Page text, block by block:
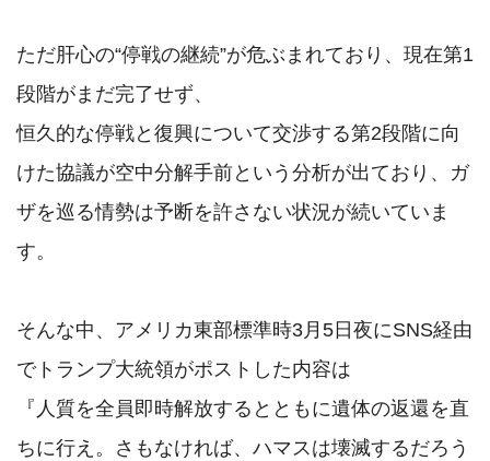
ただ肝心の“停戦の継続”が危ぶまれており、現在第1
段階がまだ完了せず、
恒久的な停戦と復興について交渉する第2段階に向
けた協議が空中分解手前という分析が出ており、ガ
ザを巡る情勢は予断を許さない状況が続いていま
す。
そんな中、アメリカ東部標準時3月5日夜にSNS経由
でトランプ大統領がポストした内容は
『人質を全員即時解放するとともに遺体の返還を直
ちに行え。さもなければ、ハマスは壊滅するだろう